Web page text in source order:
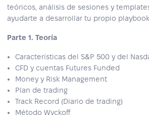
teóricos, análisis de sesiones y
ayudarte a desarrollar tu propio
Parte 1. Teoría
Características del S&P 500 y del
CFD y cuentas Futures Funded
Money y Risk Management
Plan de trading
Track Record (Diario de trading)
Método Wyckoff